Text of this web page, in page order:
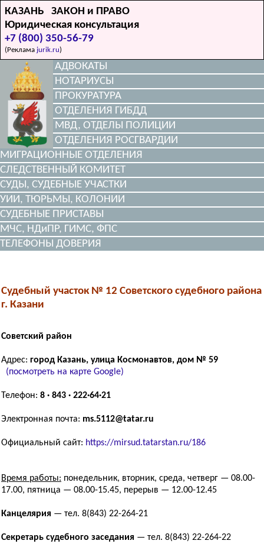
КАЗАНЬ ЗАКОН и ПРАВО
Юридическая консультация
+7 (800) 350-56-79
(Реклама jurik.ru)
АДВОКАТЫ
НОТАРИУСЫ
ПРОКУРАТУРА
ОТДЕЛЕНИЯ ГИБДД
МВД, ОТДЕЛЫ ПОЛИЦИИ
ОТДЕЛЕНИЯ РОСГВАРДИИ
МИГРАЦИОННЫЕ ОТДЕЛЕНИЯ
СЛЕДСТВЕННЫЙ КОМИТЕТ
СУДЫ, СУДЕБНЫЕ УЧАСТКИ
УИИ, ТЮРЬМЫ, КОЛОНИИ
СУДЕБНЫЕ ПРИСТАВЫ
МЧС, НДиПР, ГИМС, ФПС
ТЕЛЕФОНЫ ДОВЕРИЯ
Судебный участок № 12 Советского судебного района
г. Казани
Советский район
Адрес: город Казань, улица Космонавтов, дом № 59
(посмотреть на карте Google)
Телефон: 8 · 843 · 222·64·21
Электронная почта: ms.5112@tatar.ru
Официальный сайт: https://mirsud.tatarstan.ru/186
Время работы: понедельник, вторник, среда, четверг — 08.00-
17.00, пятница — 08.00-15.45, перерыв — 12.00-12.45
Канцелярия — тел. 8(843) 22-264-21
Секретарь судебного заседания — тел. 8(843) 22-264-22